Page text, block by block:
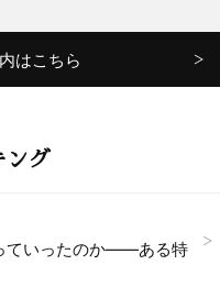
はこちら
ング
ていったのか——ある特